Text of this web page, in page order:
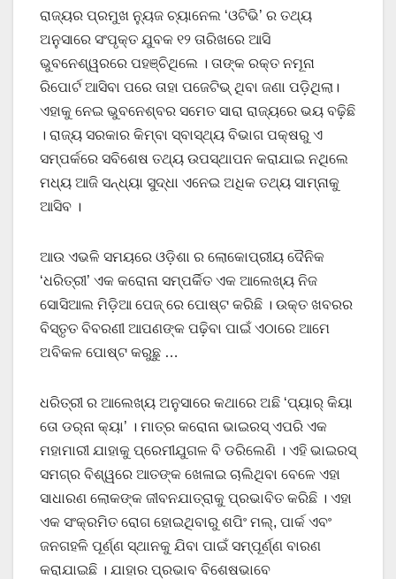
ରାଜ୍ୟର ପ୍ରମୁଖ ନ୍ୟୁଜ ଚ୍ୟାନେଲ ‘ଓଟିଭି’ ର ତଥ୍ୟ
ଅନୁସାରେ ସଂପୃକ୍ତ ଯୁବକ ୧୨ ତାରିଖରେ ଆସି
ଭୁବନେଶ୍ୱରରେ ପହଞ୍ଚିଥିଲେ । ତାଙ୍କ ରକ୍ତ ନମୂନା
ରିପୋର୍ଟ ଆସିବା ପରେ ତାହା ପଜେଟିଭ୍ ଥିବା ଜଣା ପଡ଼ିଥିଲା।
ଏହାକୁ ନେଇ ଭୁବନେଶ୍ବର ସମେତ ସାରା ରାଜ୍ୟରେ ଭୟ ବଢ଼ିଛି
। ରାଜ୍ୟ ସରକାର କିମ୍ବା ସ୍ବାସ୍ଥ୍ୟ ବିଭାଗ ପକ୍ଷରୁ ଏ
ସମ୍ପର୍କରେ ସବିଶେଷ ତଥ୍ୟ ଉପସ୍ଥାପନ କରାଯାଇ ନଥିଲେ
ମଧ୍ୟ ଆଜି ସନ୍ଧ୍ୟା ସୁଦ୍ଧା ଏନେଇ ଅଧିକ ତଥ୍ୟ ସାମ୍ନାକୁ
ଆସିବ ।
ଆଉ ଏଭଳି ସମୟରେ ଓଡ଼ିଶା ର ଲୋକୋପ୍ରୀୟ ଦୈନିକ
‘ଧରିତ୍ରୀ’ ଏକ କରୋନା ସମ୍ପର୍କିତ ଏକ ଆଲେଖ୍ୟ ନିଜ
ସୋସିଆଲ ମିଡ଼ିଆ ପେଜ୍ ରେ ପୋଷ୍ଟ କରିଛି । ଉକ୍ତ ଖବରର
ବିସ୍ତୃତ ବିବରଣୀ ଆପଣଙ୍କ ପଢ଼ିବା ପାଇଁ ଏଠାରେ ଆମେ
ଅବିକଳ ପୋଷ୍ଟ କରୁଛୁ …
ଧରିତ୍ରୀ ର ଆଲେଖ୍ୟ ଅନୁସାରେ କଥାରେ ଅଛି ‘ପ୍ୟାର୍‌ କିୟା
ତୋ ଡର୍‌ନା କ୍ୟା’ । ମାତ୍ର କରୋନା ଭାଇରସ୍‌ ଏପରି ଏକ
ମହାମାରୀ ଯାହାକୁ ପ୍ରେମୀଯୁଗଳ ବି ଡରିଲେଣି । ଏହି ଭାଇରସ୍‌
ସମଗ୍ର ବିଶ୍ୱରେ ଆତଙ୍କ ଖେଳାଇ ଚାଲିଥିବା ବେଳେ ଏହା
ସାଧାରଣ ଲୋକଙ୍କ ଜୀବନଯାତ୍ରାକୁ ପ୍ରଭାବିତ କରିଛି । ଏହା
ଏକ ସଂକ୍ରମିତ ରୋଗ ହୋଇଥିବାରୁ ଶପିଂ ମଲ୍‌, ପାର୍କ ଏବଂ
ଜନଗହଳି ପୂର୍ଣ୍ଣ ସ୍ଥାନକୁ ଯିବା ପାଇଁ ସମ୍ପୂର୍ଣ୍ଣ ବାରଣ
କରାଯାଇଛି । ଯାହାର ପ୍ରଭାବ ବିଶେଷଭାବେ